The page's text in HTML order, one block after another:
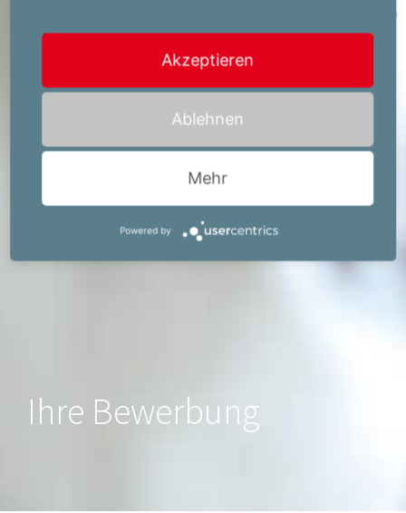
Ihre Bewerbung
Akzeptieren
Ablehnen
Mehr
Powered by